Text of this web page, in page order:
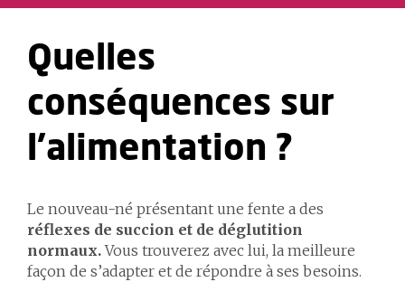
Quelles
conséquences sur
l’alimentation ?
Le nouveau-né présentant une fente a des
réflexes de succion et de déglutition
normaux.Vous trouverez avec lui, la meilleure
façon de s’adapter et de répondre à ses besoins.